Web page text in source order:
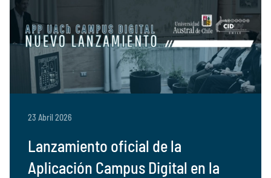
23 Abril 2026
Lanzamiento oficial de la
Aplicación Campus Digital en la